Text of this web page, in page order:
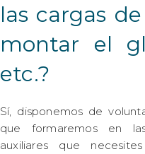
las cargas
montar el
etc.?
Sí, disponemos de
que formaremos en
auxiliares que